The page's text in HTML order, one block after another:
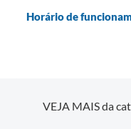
Horário de
VEJA MAIS da